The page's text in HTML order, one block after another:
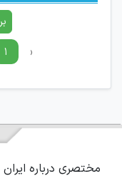
‹ ۱
مختصری درباره